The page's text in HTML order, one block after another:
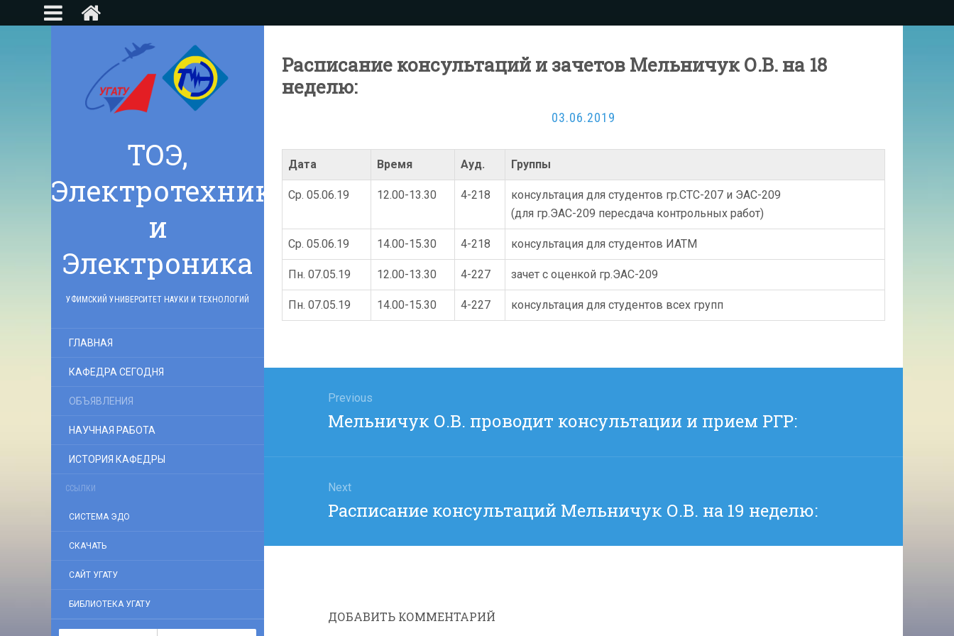
ТОЭ,
Электротехника
и
Электроника
УФИМСКИЙ УНИВЕРСИТЕТ НАУКИ И ТЕХНОЛОГИЙ
ГЛАВНАЯ
КАФЕДРА СЕГОДНЯ
ОБЪЯВЛЕНИЯ
НАУЧНАЯ РАБОТА
ИСТОРИЯ КАФЕДРЫ
ССЫЛКИ
СИСТЕМА ЭДО
СКАЧАТЬ
САЙТ УГАТУ
БИБЛИОТЕКА УГАТУ
Расписание консультаций и зачетов Мельничук О.В. на 18
неделю:
03.06.2019
Дата Время Ауд. Группы
Ср. 05.06.19 12.00-13.30 4-218
консультация для студентов гр.СТС-207 и ЭАС-209
(для гр.ЭАС-209 пересдача контрольных работ)
Ср. 05.06.19 14.00-15.30 4-218 консультация для студентов ИАТМ
Пн. 07.05.19 12.00-13.30 4-227 зачет с оценкой гр.ЭАС-209
Пн. 07.05.19 14.00-15.30 4-227 консультация для студентов всех групп
записям
Previous
Previous
Мельничук О.В. проводит консультации и прием РГР:
Next
Next
Расписание консультаций Мельничук О.В. на 19 неделю:
ДОБАВИТЬ КОММЕНТАРИЙ